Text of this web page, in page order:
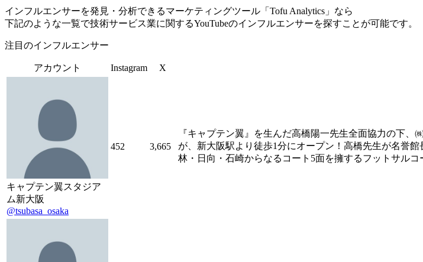
インフルエンサーを発見・分析できるマーケティングツール「Tofu Analytics」なら
下記のような一覧で技術サービス業に関するYouTubeのインフルエンサーを探すことが可能です。
注目のインフルエンサー
アカウント Instagram X
キャプテン翼スタジア
ム新大阪
@tsubasa_osaka
452 3,665
『キャプテン翼』を生んだ高橋陽一先生全面協力の下、
が、新大阪駅より徒歩1分にオープン！高橋先生が名誉
林・日向・石崎からなるコート5面を擁するフットサル